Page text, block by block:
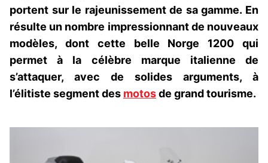
portent sur le rajeunissement de sa gamme. En
résulte un nombre impressionnant de nouveaux
modèles, dont cette belle Norge 1200 qui
permet à la célèbre marque italienne de
s’attaquer, avec de solides arguments, à
l’élitiste segment des motosde grand tourisme.